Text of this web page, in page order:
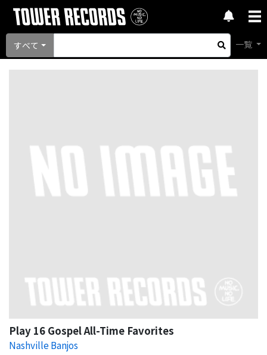
すべて 一覧
Play 16 Gospel All-Time Favorites
Nashville Banjos